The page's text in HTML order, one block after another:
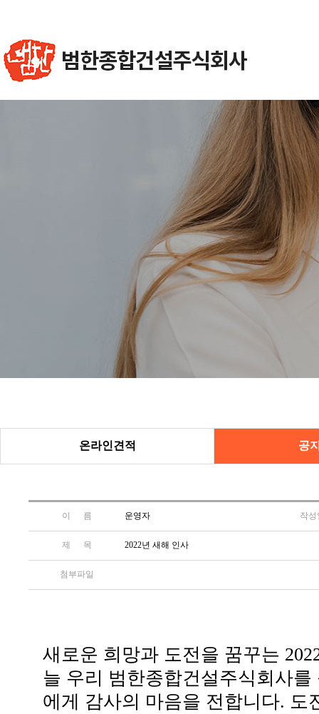
온라인견적 공
이 름 운영자 작성
제 목 2022년 새해 인사
첨부파일
새로운 희망과 도전을 꿈꾸는
늘 우리 범한종합건설주식회사
에게 감사의 마음을 전합니다. 도